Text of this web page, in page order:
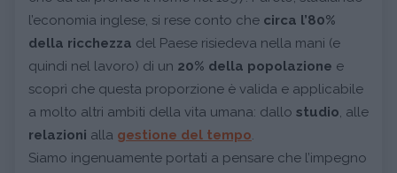
l’economia inglese, si rese conto che circa l’80%
della ricchezza del Paese risiedeva nella mani (e
quindi nel lavoro) di un 20% della popolazione e
scoprì che questa proporzione è valida e applicabile
a molto altri ambiti della vita umana: dallo studio , alle
relazioni alla gestione del tempo
Siamo ingenuamente portati a pensare che l’impegno